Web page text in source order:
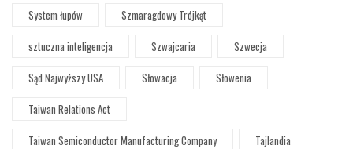
System łupów
Szmaragdowy Trójkąt
sztuczna inteligencja
Szwajcaria
Szwecja
Sąd Najwyższy USA
Słowacja
Słowenia
Taiwan Relations Act
Taiwan Semiconductor Manufacturing Company
Tajlandia